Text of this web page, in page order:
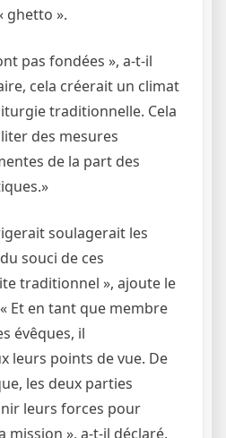
ghetto ».
pas fondées », a-t-il
cela créerait un climat
traditionnelle. Cela
des mesures
de la part des
soulagerait les
souci de ces
traditionnel », ajoute le
Et en tant que membre
évêques, il
leurs points de vue. De
les deux parties
leurs forces pour
mission », a-t-il déclaré.